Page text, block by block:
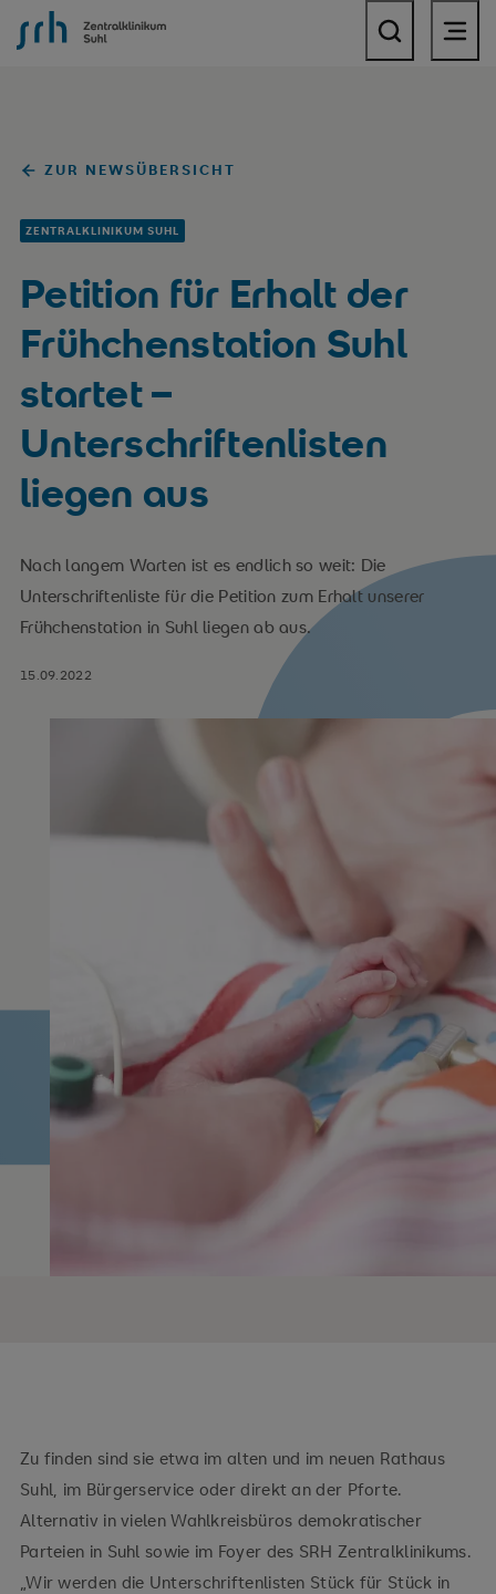
SRH Zentralklinikum Suhl
ZUR NEWSÜBERSICHT
ZENTRALKLINIKUM SUHL
Petition für Erhalt der
Frühchenstation Suhl
startet –
Unterschriftenlisten
liegen aus
Nach langem Warten ist es endlich so weit: Die
Unterschriftenliste für die Petition zum Erhalt unserer
Frühchenstation in Suhl liegen ab aus.
15.09.2022
Zu finden sind sie etwa im alten und im neuen Rathaus
Suhl, im Bürgerservice oder direkt an der Pforte.
Alternativ in vielen Wahlkreisbüros demokratischer
Parteien in Suhl sowie im Foyer des SRH Zentralklinikums.
„Wir werden die Unterschriftenlisten Stück für Stück in